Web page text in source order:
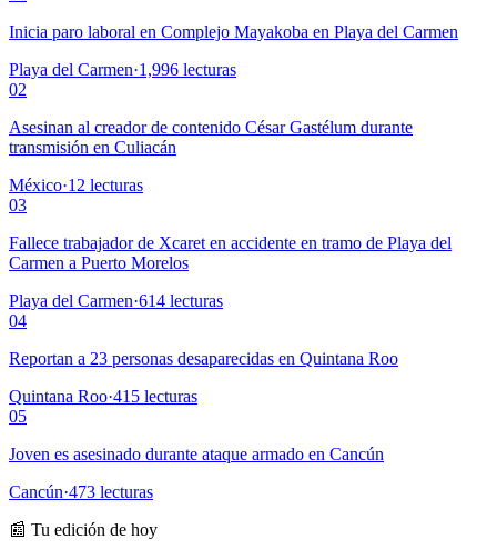
Inicia paro laboral en Complejo Mayakoba en Playa del Carmen
Playa del Carmen·1,996 lecturas
02
Asesinan al creador de contenido César Gastélum durante
transmisión en Culiacán
México·12 lecturas
03
Fallece trabajador de Xcaret en accidente en tramo de Playa del
Carmen a Puerto Morelos
Playa del Carmen·614 lecturas
04
Reportan a 23 personas desaparecidas en Quintana Roo
Quintana Roo·415 lecturas
05
Joven es asesinado durante ataque armado en Cancún
Cancún·473 lecturas
📰 Tu edición de hoy